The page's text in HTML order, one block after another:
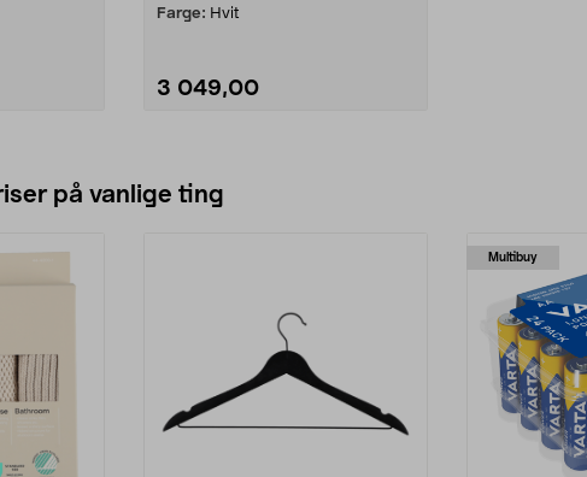
Farge: Hvit
3 049,00
på vanlige ting
Multibuy